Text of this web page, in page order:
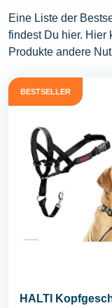
Eine Liste der
findest Du hier. Hier
Produkte andere
BESTSELLER
HALTI